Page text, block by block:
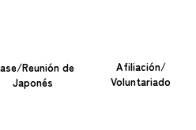
Reunión de
Japonés
Afiliación/
Voluntariado